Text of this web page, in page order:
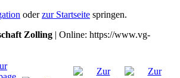
oderzur Startseite springen.
Zolling | Online: https://www.vg-